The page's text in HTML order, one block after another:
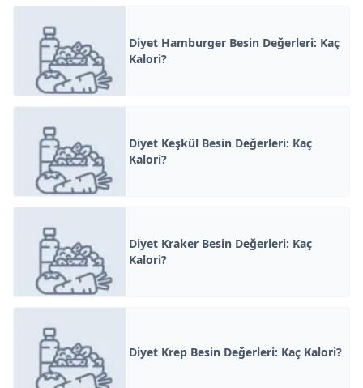
Diyet Hamburger Besin Değerleri: Kaç
Kalori?
Diyet Keşkül Besin Değerleri: Kaç
Kalori?
Diyet Kraker Besin Değerleri: Kaç
Kalori?
Diyet Krep Besin Değerleri: Kaç Kalori?